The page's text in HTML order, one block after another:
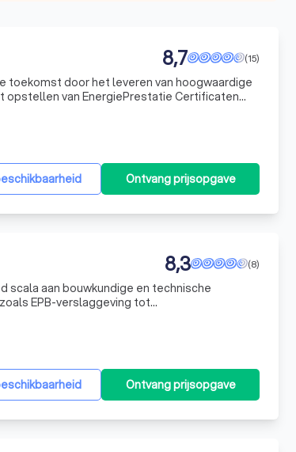
(15)
8,7
toekomst door het leveren van hoogwaardige
opstellen van EnergiePrestatie Certificaten
Ontvang prijsopgave
(8)
8,3
scala aan bouwkundige en technische
EPB-verslaggeving tot
Ontvang prijsopgave